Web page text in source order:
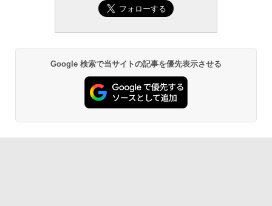
Google 検索で当サイトの記事を優先表示させる